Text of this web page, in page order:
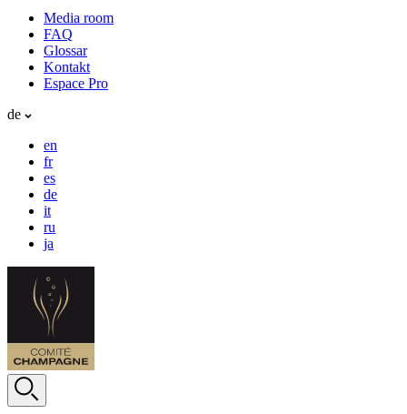
Media room
FAQ
Glossar
Kontakt
Espace Pro
de
en
fr
es
de
it
ru
ja